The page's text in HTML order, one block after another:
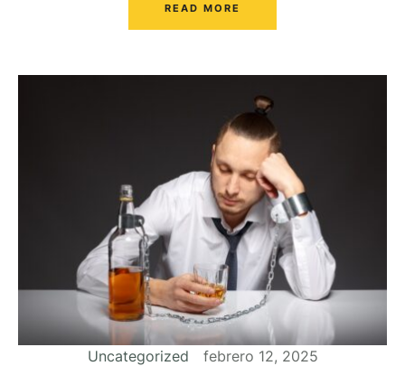
READ MORE
Uncategorized
febrero 12, 2025